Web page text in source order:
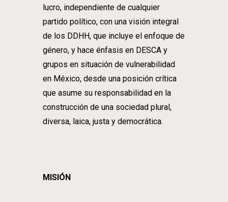
lucro, independiente de cualquier
partido político, con una visión integral
de los DDHH, que incluye el enfoque de
género, y hace énfasis en DESCA y
grupos en situación de vulnerabilidad
en México, desde una posición crítica
que asume su responsabilidad en la
construcción de una sociedad plural,
diversa, laica, justa y democrática.
MISIÓN